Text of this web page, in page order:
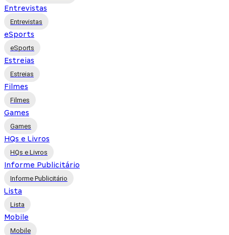
Entrevistas
Entrevistas
eSports
eSports
Estreias
Estreias
Filmes
Filmes
Games
Games
HQs e Livros
HQs e Livros
Informe Publicitário
Informe Publicitário
Lista
Lista
Mobile
Mobile